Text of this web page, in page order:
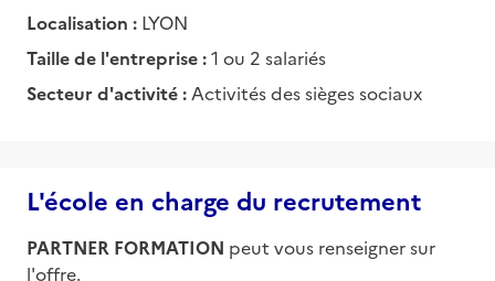
Localisation : LYON
Taille de l'entreprise :1 ou 2 salariés
Secteur d'activité : Activités des sièges sociaux
L'école en charge du recrutement
PARTNER FORMATION peut vous renseigner sur
l'offre.